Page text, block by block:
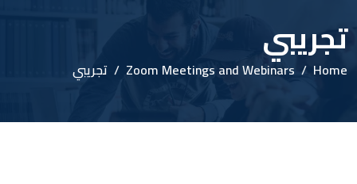
تجريبي
Home
Zoom Meetings and Webinars تجريبي